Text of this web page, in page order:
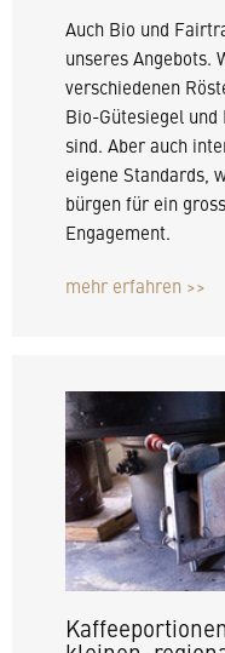
Auch Bio und
unseres Angebots.
verschiedenen
Bio-Gütesiegel und
sind. Aber auch
eigene Standards,
bürgen für ein
Engagement.
mehr erfahren >>